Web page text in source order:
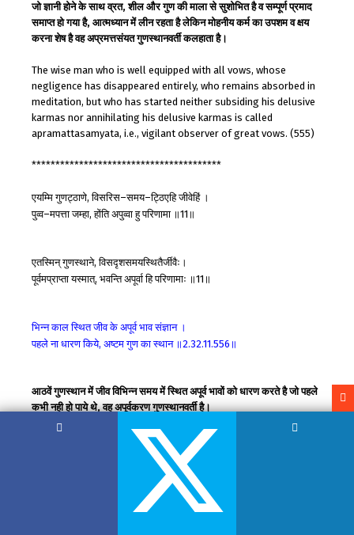
जो ज्ञानी होने के साथ व्रत, शील और गुण की माला से सुशोभित है व सम्पूर्ण प्रमाद
समाप्त हो गया है, आत्मध्यान में लीन रहता है लेकिन मोहनीय कर्म का उपशम व क्षय
करना शेष है वह अप्रमत्तसंयत गुणस्थानवर्ती कलहाता है।
The wise man who is well equipped with all vows, whose
negligence has disappeared entirely, who remains absorbed in
meditation, but who has started neither subsiding his delusive
karmas nor annihilating his delusive karmas is called
apramattasamyata, i.e., vigilant observer of great vows. (555)
****************************************
एयम्मिगुणट्ठाणे,विसरिस–समय–ट्ठिएहिजीवेहिं ।
पुव्व–मपत्ताजम्हा,होंतिअपुव्वाहुपरिणामा ॥11 ॥
एतस्मिन्गुणस्थाने,विसदृशसमयस्थितैर्जीवैः।
पूर्वमप्राप्तायस्मात्, भवन्तिअपूर्वाहिपरिणामाः ॥11 ॥
भिन्नकालस्थितजीवकेअपूर्वभावसंज्ञान ।
पहलेनाधारणकिये, अष्टमगुणकास्थान ॥2.32.11.556 ॥
आठवें गुणस्थान में जीव विभिन्न समय में स्थित अपूर्व भावों को धारण करते है जो पहले
कभी नही हो पाये थे, वह अपूर्वकरण गुणस्थानवर्ती है।
In this (eighth) stage of spiritual development the soul
experiences unique but frequently changing mental states (of
bliss) which have not been experienced ever before; hence the
stage is called apurvakarna). (556)